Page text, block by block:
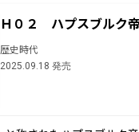
Ｈ０２ ハプスブルク
歴史時代
2025.09.18 発売